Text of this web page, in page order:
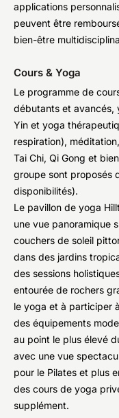
applications
peuvent être
bien-être
Cours & Yoga
Le programme de
débutants et avancés,
Yin et yoga
respiration),
Tai Chi, Qi Gong et
groupe sont proposés
disponibilités).
Le pavillon de yoga
une vue panoramique
couchers de soleil
dans des jardins
des sessions
entourée de rochers
le yoga et à participer
des équipements
au point le plus élevé
avec une vue
pour le Pilates et plus
des cours de yoga
supplément.